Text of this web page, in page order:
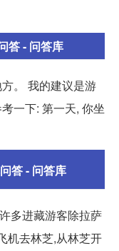
答 - 问答库
。 我的建议是游
一下: 第一天, 你坐
答 - 问答库
多进藏游客除拉萨
机去林芝,从林芝开